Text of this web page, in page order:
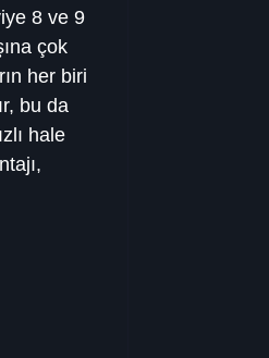
8 ve 9
çok
her biri
bu da
hale